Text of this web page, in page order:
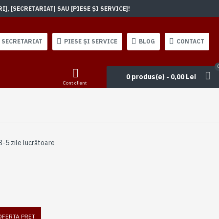
[SECRETARIAT] SAU [PIESE ȘI SERVICE]!
SECRETARIAT PIESE ȘI SERVICE BLOG CONTACT
Cont client
0 produs(e) - 0,00 Lei
5 zile lucrătoare
PRET